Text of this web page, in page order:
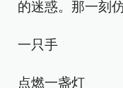
的迷惑。那一刻
一只手
点燃一盏灯